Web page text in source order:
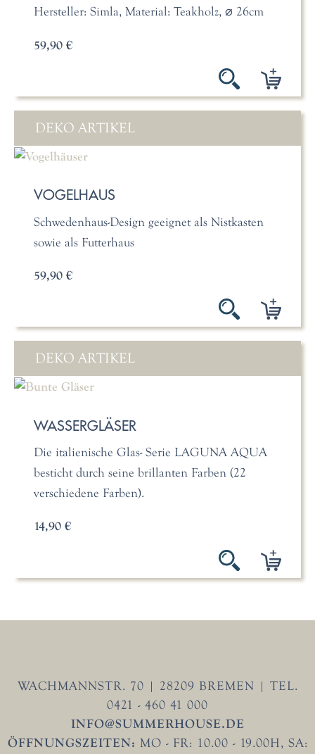
Hersteller: Simla, Material: Teakholz, ⌀ 26cm
59,90 €
DEKO ARTIKEL
VOGELHAUS
Schwedenhaus-Design geeignet als Nistkasten
sowie als Futterhaus
59,90 €
DEKO ARTIKEL
WASSERGLÄSER
Die italienische Glas- Serie LAGUNA AQUA
besticht durch seine brillanten Farben (22
verschiedene Farben).
14,90 €
WACHMANNSTR. 70 | 28209 BREMEN | TEL.
0421 - 460 41 000
INFO@SUMMERHOUSE.DE
ÖFFNUNGSZEITEN: MO - FR: 10.00 - 19.00H, SA: